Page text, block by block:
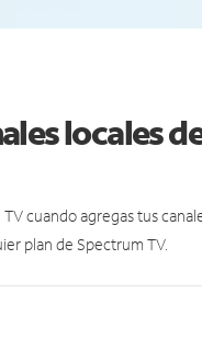
locales
cuando agregas tus
plan de Spectrum TV.